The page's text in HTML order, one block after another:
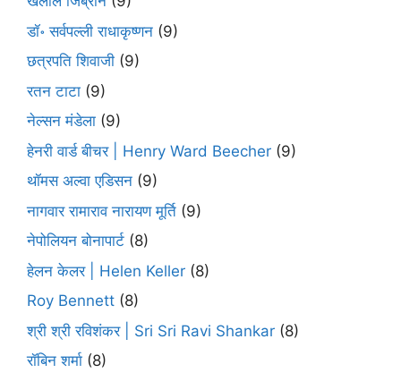
डॉ॰ सर्वपल्ली राधाकृष्णन (9)
छत्रपति शिवाजी (9)
रतन टाटा (9)
नेल्सन मंडेला (9)
हेनरी वार्ड बीचर | Henry Ward Beecher (9)
थॉमस अल्वा एडिसन (9)
नागवार रामाराव नारायण मूर्ति (9)
नेपोलियन बोनापार्ट (8)
हेलन केलर | Helen Keller (8)
Roy Bennett (8)
श्री श्री रविशंकर | Sri Sri Ravi Shankar (8)
रॉबिन शर्मा (8)